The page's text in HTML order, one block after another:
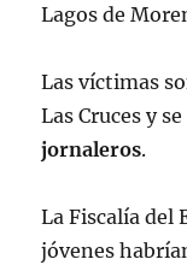
Lagos de
Las víctimas
Las Cruces y
jornaleros.
La Fiscalía del
jóvenes